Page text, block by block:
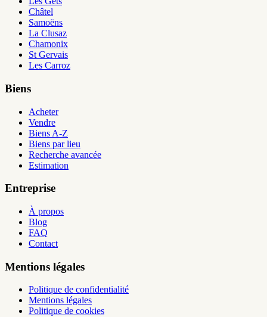
Châtel
Samoëns
La Clusaz
Chamonix
St Gervais
Les Carroz
Biens
Acheter
Vendre
Biens A-Z
Biens par lieu
Recherche avancée
Estimation
Entreprise
À propos
Blog
FAQ
Contact
Mentions légales
Politique de confidentialité
Mentions légales
Politique de cookies